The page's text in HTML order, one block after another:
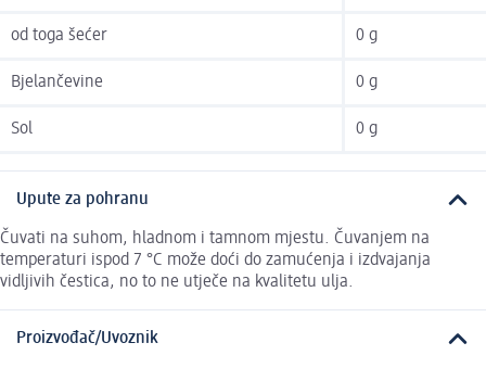
od toga šećer 0 g
Bjelančevine 0 g
Sol 0 g
Upute za pohranu
Čuvati na suhom, hladnom i tamnom mjestu. Čuvanjem na
temperaturi ispod 7 °C može doći do zamućenja i izdvajanja
vidljivih čestica, no to ne utječe na kvalitetu ulja.
Proizvođač/Uvoznik